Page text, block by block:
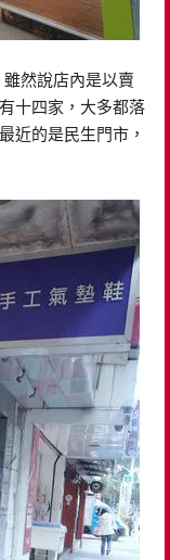
然說店內是以賣
十四家，大多都落
近的是民生門市，